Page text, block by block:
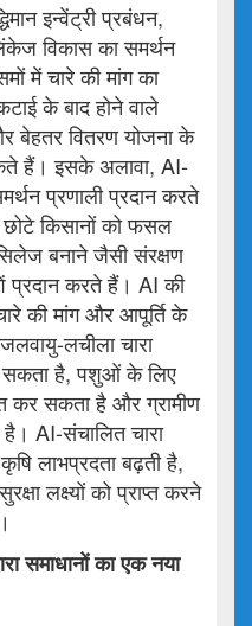
इन्वेंट्री प्रबंधन,
विकास का समर्थन
में चारे की मांग का
के बाद होने वाले
वितरण योजना के
हैं। इसके अलावा, AI-
प्रणाली प्रदान करते
किसानों को फसल
बनाने जैसी संरक्षण
प्रदान करते हैं। AI की
की मांग और आपूर्ति के
लचीला चारा
सकता है, पशुओं के लिए
कर सकता है और ग्रामीण
AI-संचालित चारा
लाभप्रदता बढ़ती है,
लक्ष्यों को प्राप्त करने
समाधानोंकाएकनया